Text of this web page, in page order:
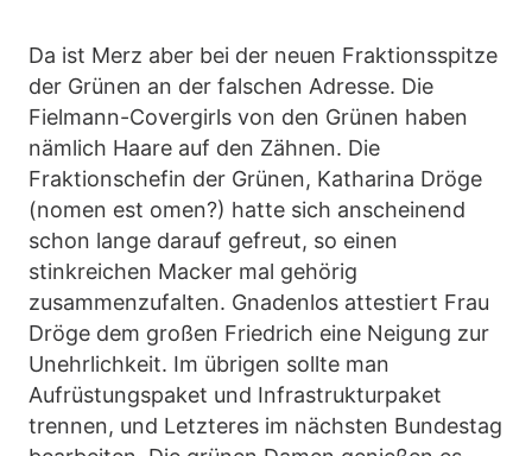
Da ist Merz aber bei der neuen Fraktionsspitze
der Grünen an der falschen Adresse. Die
Fielmann-Covergirls von den Grünen haben
nämlich Haare auf den Zähnen. Die
Fraktionschefin der Grünen, Katharina Dröge
(nomen est omen?) hatte sich anscheinend
schon lange darauf gefreut, so einen
stinkreichen Macker mal gehörig
zusammenzufalten. Gnadenlos attestiert Frau
Dröge dem großen Friedrich eine Neigung zur
Unehrlichkeit. Im übrigen sollte man
Aufrüstungspaket und Infrastrukturpaket
trennen, und Letzteres im nächsten Bundestag